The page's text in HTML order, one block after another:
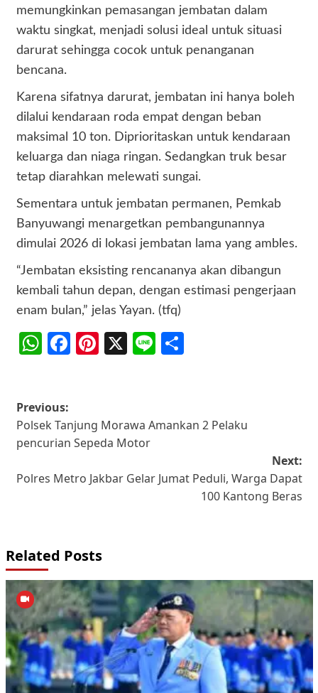
memungkinkan pemasangan jembatan dalam
waktu singkat, menjadi solusi ideal untuk situasi
darurat sehingga cocok untuk penanganan
bencana.
Karena sifatnya darurat, jembatan ini hanya boleh
dilalui kendaraan roda empat dengan beban
maksimal 10 ton. Diprioritaskan untuk kendaraan
keluarga dan niaga ringan. Sedangkan truk besar
tetap diarahkan melewati sungai.
Sementara untuk jembatan permanen, Pemkab
Banyuwangi menargetkan pembangunannya
dimulai 2026 di lokasi jembatan lama yang ambles.
“Jembatan eksisting rencananya akan dibangun
kembali tahun depan, dengan estimasi pengerjaan
enam bulan,” jelas Yayan. (tfq)
WhatsApp
Facebook
Pinterest
X Line
Post
navigation
Previous:
Polsek Tanjung Morawa Amankan 2 Pelaku
pencurian Sepeda Motor
Next:
Polres Metro Jakbar Gelar Jumat Peduli, Warga Dapat
100 Kantong Beras
Related Posts